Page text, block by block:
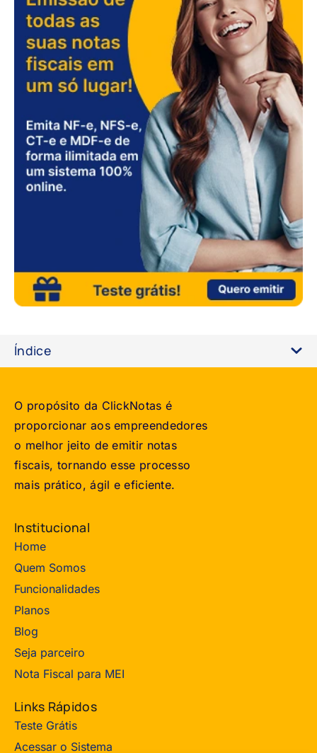
Índice
O propósito da ClickNotas é
proporcionar aos empreendedores
o melhor jeito de emitir notas
fiscais, tornando esse processo
mais prático, ágil e eficiente.
Institucional
Home
Quem Somos
Funcionalidades
Planos
Blog
Seja parceiro
Nota Fiscal para MEI
Links Rápidos
Teste Grátis
Acessar o Sistema